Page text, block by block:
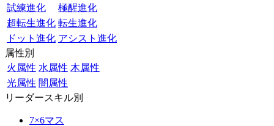
試練進化
極醒進化
超転生進化 転生進化
ドット進化 アシスト進化
属性別
火属性 水属性 木属性
光属性 闇属性
リーダースキル別
7×6マス